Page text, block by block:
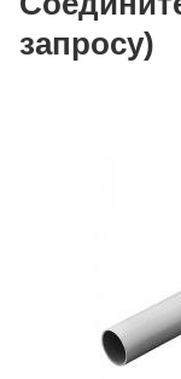
запросу)